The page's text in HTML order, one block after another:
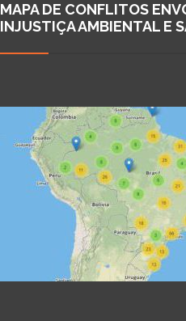
MAPA DE CONFLITOS
INJUSTIÇA AMBIENTAL E